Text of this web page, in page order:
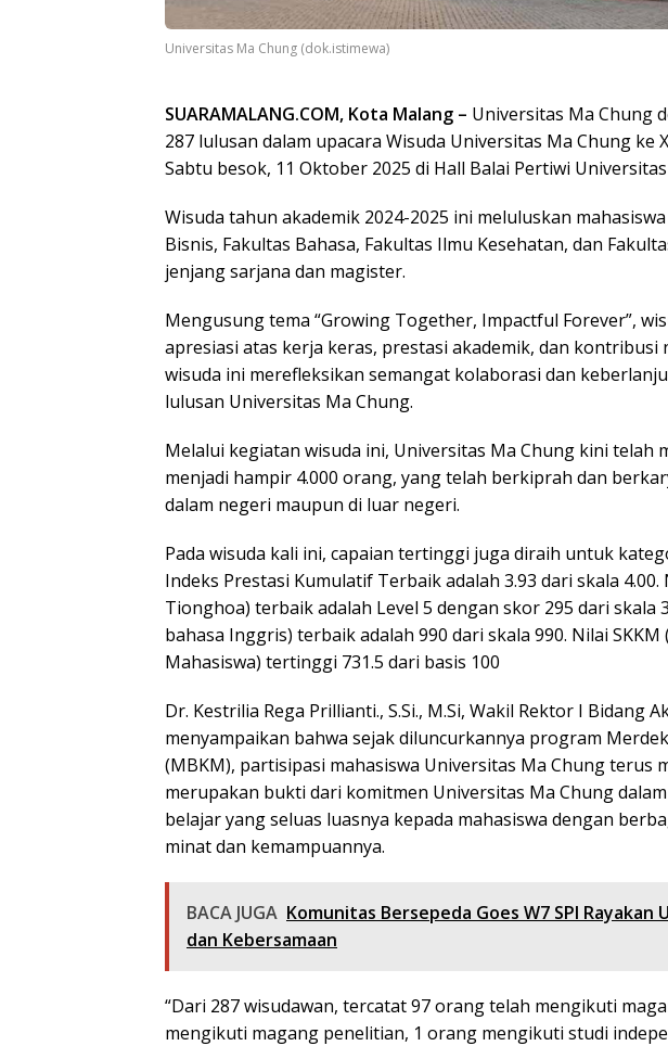
Universitas Ma Chung (dok.istimewa)
SUARAMALANG.COM, Kota Malang – Universitas Ma Chung
287 lulusan dalam upacara Wisuda Universitas Ma Chung ke
Sabtu besok, 11 Oktober 2025 di Hall Balai Pertiwi
Wisuda tahun akademik 2024-2025 ini meluluskan
Bisnis, Fakultas Bahasa, Fakultas Ilmu Kesehatan, dan
jenjang sarjana dan magister.
Mengusung tema “Growing Together, Impactful Forever”,
apresiasi atas kerja keras, prestasi akademik, dan kontribusi
wisuda ini merefleksikan semangat kolaborasi dan
lulusan Universitas Ma Chung.
Melalui kegiatan wisuda ini, Universitas Ma Chung kini telah
menjadi hampir 4.000 orang, yang telah berkiprah dan
dalam negeri maupun di luar negeri.
Pada wisuda kali ini, capaian tertinggi juga diraih untuk
Indeks Prestasi Kumulatif Terbaik adalah 3.93 dari skala
Tionghoa) terbaik adalah Level 5 dengan skor 295 dari skala
bahasa Inggris) terbaik adalah 990 dari skala 990. Nilai
Mahasiswa) tertinggi 731.5 dari basis 100
Dr. Kestrilia Rega Prillianti., S.Si., M.Si, Wakil Rektor I Bidang
menyampaikan bahwa sejak diluncurkannya program
(MBKM), partisipasi mahasiswa Universitas Ma Chung terus
merupakan bukti dari komitmen Universitas Ma Chung
belajar yang seluas luasnya kepada mahasiswa dengan
minat dan kemampuannya.
BACA JUGA Komunitas Bersepeda Goes W7 SPI Rayakan
dan Kebersamaan
“Dari 287 wisudawan, tercatat 97 orang telah mengikuti
mengikuti magang penelitian, 1 orang mengikuti studi